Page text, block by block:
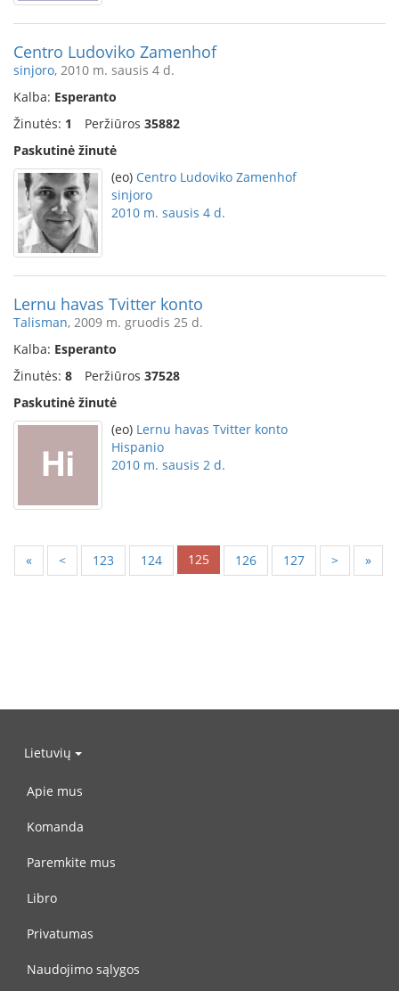
Centro Ludoviko Zamenhof
sinjoro, 2010 m. sausis 4 d.
Kalba: Esperanto
Žinutės: 1 Peržiūros 35882
Paskutinė žinutė
(eo) Centro Ludoviko Zamenhof
sinjoro
2010 m. sausis 4 d.
Lernu havas Tvitter konto
Talisman, 2009 m. gruodis 25 d.
Kalba: Esperanto
Žinutės: 8 Peržiūros 37528
Paskutinė žinutė
(eo) Lernu havas Tvitter konto
Hispanio
2010 m. sausis 2 d.
« < 123 124 125 126 127 > »
Lietuvių
Apie mus
Komanda
Paremkite mus
Libro
Privatumas
Naudojimo sąlygos